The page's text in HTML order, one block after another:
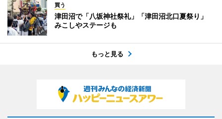
買う
津田沼で「八坂神社祭礼」「津田沼北口夏祭り」
みこしやステージも
もっと見る